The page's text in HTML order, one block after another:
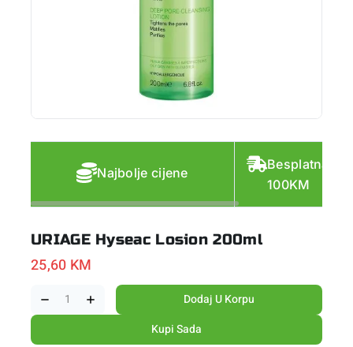
Najbolje cijene
Besplatna
100KM
URIAGE Hyseac Losion 200ml
25,60 KM
Dodaj U Korpu
Kupi Sada